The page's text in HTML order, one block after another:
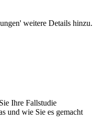
weitere Details hinzu.
Ihre Fallstudie
und wie Sie es gemacht